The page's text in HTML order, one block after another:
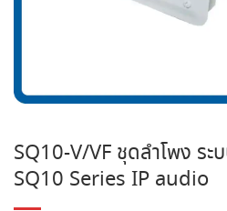
SQ10-V/VF ชุดลำโพง ระ
SQ10 Series IP audio